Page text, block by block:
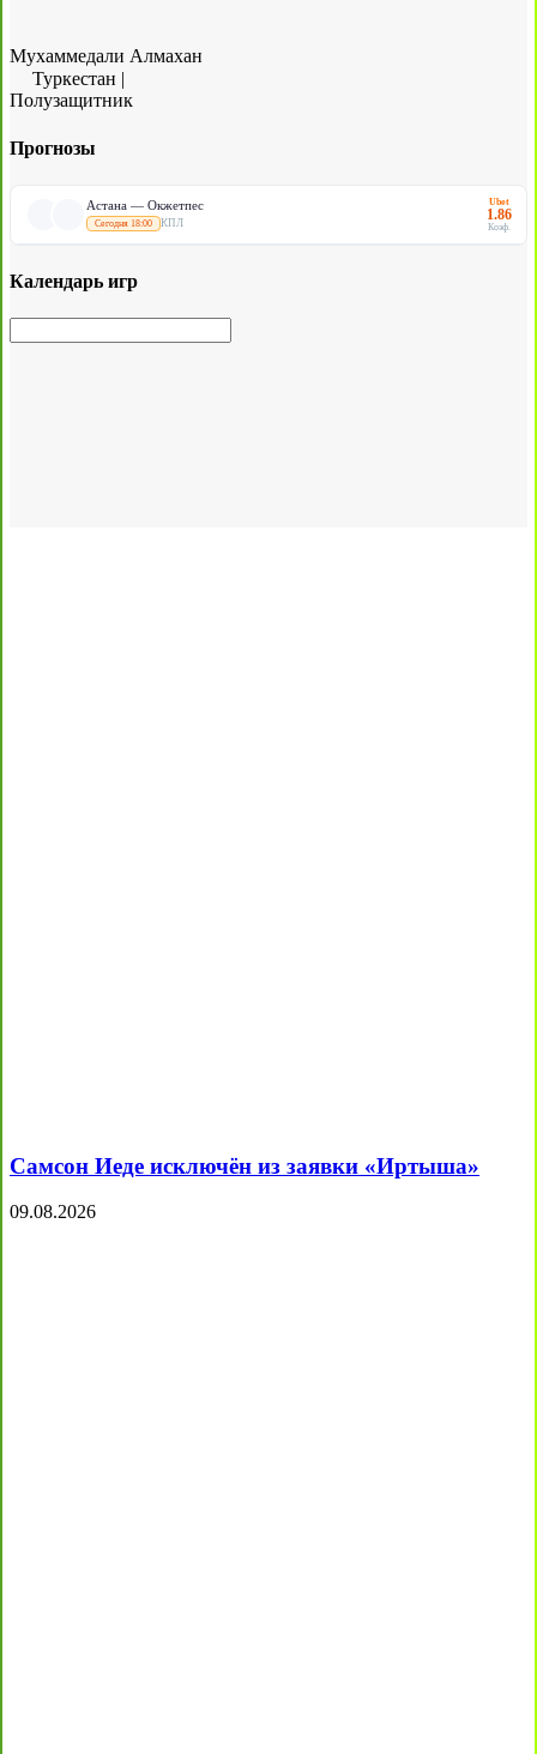
Мухаммедали Алмахан
Туркестан |
Полузащитник
Прогнозы
Астана — Окжетпес
Сегодня 18:00 КПЛ
Ubet
1.86
Коэф.
Календарь игр
Самсон Иеде исключён из заявки «Иртыша»
09.08.2026